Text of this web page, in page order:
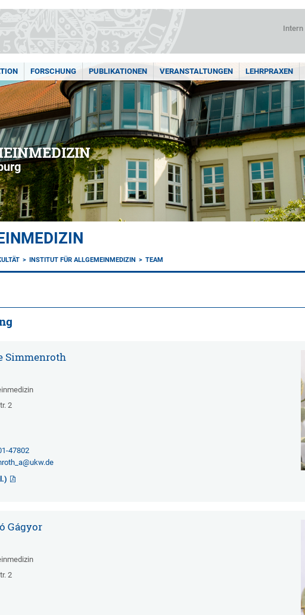
Intern
FORSCHUNG PUBLIKATIONEN VERANSTALTUNGEN LEHRPRAXEN
INSTITUT FÜR ALLGEMEINMEDIZIN TEAM
Simmenroth
2
47802
Gágyor
2